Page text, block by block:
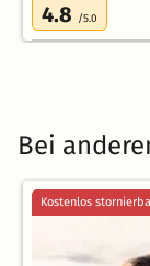
4.8 /5.0
Bei
Kostenlos